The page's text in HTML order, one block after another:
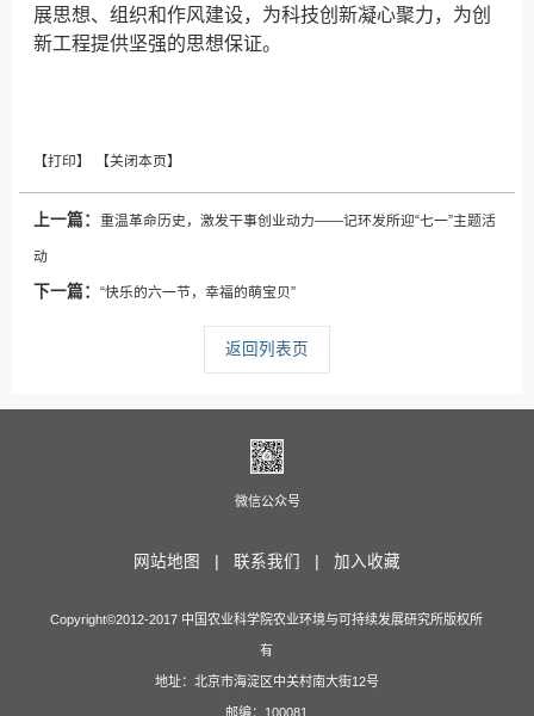
展思想、组织和作风建设，为科技创新凝心聚力，为创
新工程提供坚强的思想保证。
上一篇：重温革命历史，激发干事创业动力——记环发所迎“七一”主题活
动
下一篇：“快乐的六一节，幸福的萌宝贝”
返回列表页
微信公众号
网站地图 | 联系我们 | 加入收藏
Copyright©2012-2017 中国农业科学院农业环境与可持续发展研究所版权所
有
地址：北京市海淀区中关村南大街12号
邮编：100081